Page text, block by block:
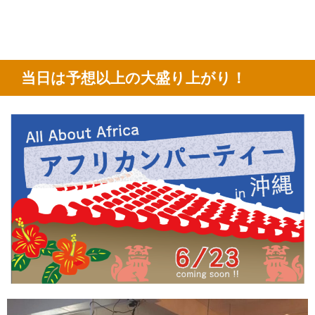
当日は予想以上の大盛り上がり！